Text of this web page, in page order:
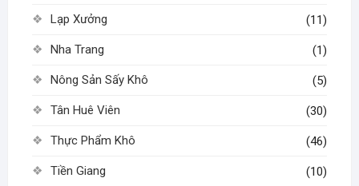
Lạp Xưởng (11)
Nha Trang (1)
Nông Sản Sấy Khô (5)
Tân Huê Viên (30)
Thực Phẩm Khô (46)
Tiền Giang (10)